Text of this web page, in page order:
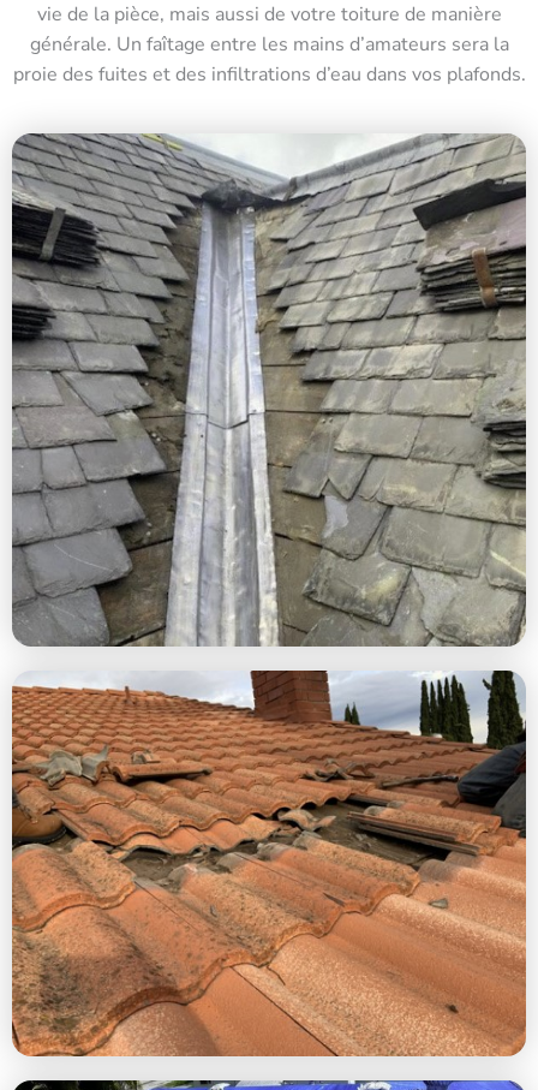
vie de la pièce, mais aussi de votre toiture de manière
générale. Un faîtage entre les mains d’amateurs sera la
proie des fuites et des infiltrations d’eau dans vos plafonds.